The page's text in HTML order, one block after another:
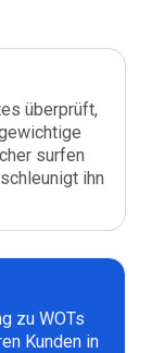
überprüft,
surfen
ihn
zu WOTs
Kunden in